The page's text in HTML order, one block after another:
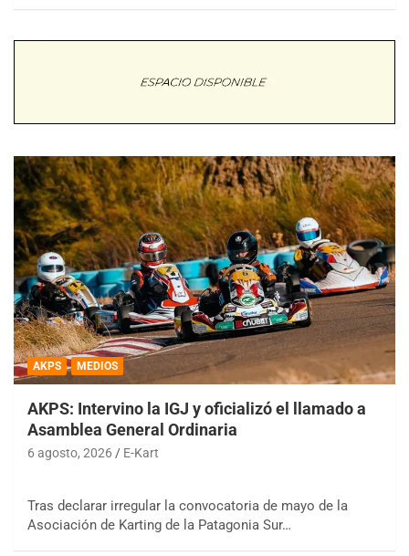
AKPS MEDIOS
AKPS: Intervino la IGJ y oficializó el llamado a
Asamblea General Ordinaria
6 agosto, 2026 E-Kart
Tras declarar irregular la convocatoria de mayo de la
Asociación de Karting de la Patagonia Sur…